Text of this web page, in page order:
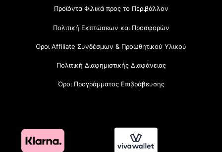
Προϊόντα Φιλικά προς το Περιβάλλον
Πολιτική Εκπτώσεων και Προσφορών
Όροι Affiliate Συνδέσμων & Προωθητικού Υλικού
Πολιτική Διαφημιστικής Διαφάνειας
Όροι Προγράμματος Επιβράβευσης